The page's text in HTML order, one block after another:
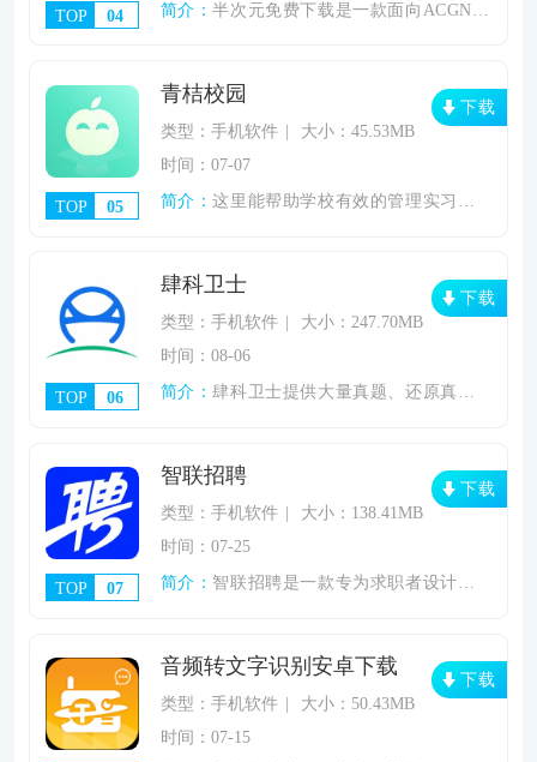
TOP 04
简介：半次元免费下载是一款面向ACGN（动画、
TOP 05
青桔校园
类型：手机软件
大小：45.53MB
时间：07-07
简介：这里能帮助学校有效的管理实习学生，提高实
下载
TOP 06
肆科卫士
类型：手机软件
大小：247.70MB
时间：08-06
简介：肆科卫士提供大量真题、还原真实题目，有各
下载
TOP 07
智联招聘
类型：手机软件
大小：138.41MB
时间：07-25
简介： 智联招聘是一款专为求职者设计的手机招聘应
下载
音频转文字识别安卓下载
类型：手机软件
大小：50.43MB
时间：07-15
下载